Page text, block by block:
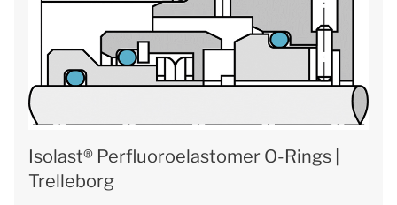
Isolast® Perfluoroelastomer O-Rings |
Trelleborg